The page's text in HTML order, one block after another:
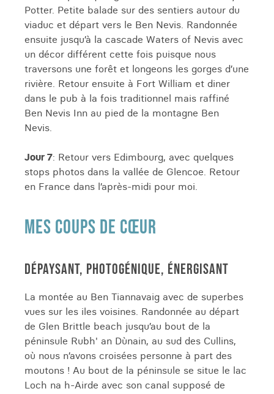
Potter. Petite balade sur des sentiers autour du
viaduc et départ vers le Ben Nevis. Randonnée
ensuite jusqu’à la cascade Waters of Nevis avec
un décor différent cette fois puisque nous
traversons une forêt et longeons les gorges d’une
rivière. Retour ensuite à Fort William et diner
dans le pub à la fois traditionnel mais raffiné
Ben Nevis Inn au pied de la montagne Ben
Nevis.
Jour 7: Retour vers Edimbourg, avec quelques
stops photos dans la vallée de Glencoe. Retour
en France dans l’après-midi pour moi.
MES COUPS DE CŒUR
DÉPAYSANT, PHOTOGÉNIQUE, ÉNERGISANT
La montée au Ben Tiannavaig avec de superbes
vues sur les iles voisines. Randonnée au départ
de Glen Brittle beach jusqu’au bout de la
péninsule Rubh' an Dùnain, au sud des Cullins,
où nous n’avons croisées personne à part des
moutons ! Au bout de la péninsule se situe le lac
Loch na h-Airde avec son canal supposé de